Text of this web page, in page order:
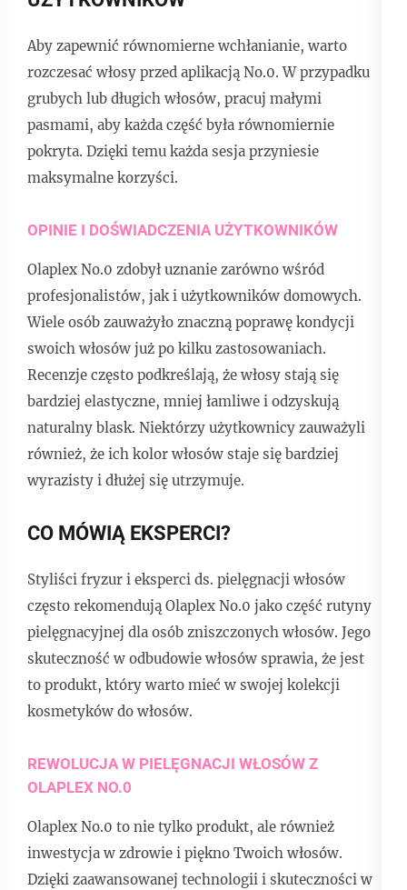
Aby zapewnić równomierne wchłanianie, warto
rozczesać włosy przed aplikacją No.0. W przypadku
grubych lub długich włosów, pracuj małymi
pasmami, aby każda część była równomiernie
pokryta. Dzięki temu każda sesja przyniesie
maksymalne korzyści.
OPINIE I DOŚWIADCZENIA UŻYTKOWNIKÓW
Olaplex No.0 zdobył uznanie zarówno wśród
profesjonalistów, jak i użytkowników domowych.
Wiele osób zauważyło znaczną poprawę kondycji
swoich włosów już po kilku zastosowaniach.
Recenzje często podkreślają, że włosy stają się
bardziej elastyczne, mniej łamliwe i odzyskują
naturalny blask. Niektórzy użytkownicy zauważyli
również, że ich kolor włosów staje się bardziej
wyrazisty i dłużej się utrzymuje.
CO MÓWIĄ EKSPERCI?
Styliści fryzur i eksperci ds. pielęgnacji włosów
często rekomendują Olaplex No.0 jako część rutyny
pielęgnacyjnej dla osób zniszczonych włosów. Jego
skuteczność w odbudowie włosów sprawia, że jest
to produkt, który warto mieć w swojej kolekcji
kosmetyków do włosów.
REWOLUCJA W PIELĘGNACJI WŁOSÓW Z
OLAPLEX NO.0
Olaplex No.0 to nie tylko produkt, ale również
inwestycja w zdrowie i piękno Twoich włosów.
Dzięki zaawansowanej technologii i skuteczności w